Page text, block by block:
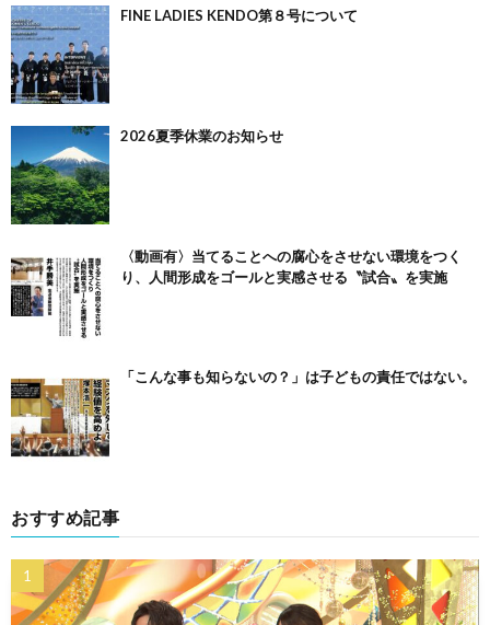
FINE LADIES KENDO第８号について
2026夏季休業のお知らせ
〈動画有〉当てることへの腐心をさせない環境をつく
り、人間形成をゴールと実感させる〝試合〟を実施
「こんな事も知らないの？」は子どもの責任ではない。
おすすめ記事